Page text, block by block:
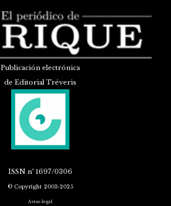
Publicación electrónica
de Editorial Tréveris
ISSN nº 1697/0306
© Copyright 2003-2025
Aviso legal